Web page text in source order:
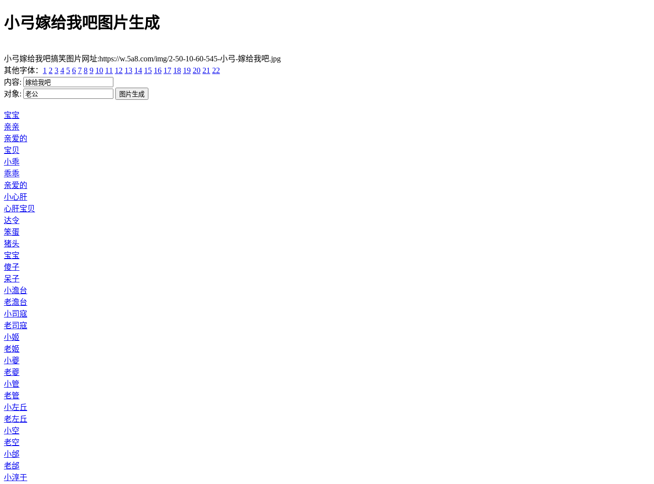
小弓嫁给我吧图片生成
小弓嫁给我吧搞笑图片网址:https://w.5a8.com/img/2-50-10-60-545-小弓-嫁给我吧.jpg
其他字体： 1 2 3 4 5 6 7 8 9 10 11 12 13 14 15 16 17 18 19 20 21 22
内容:
对象:
宝宝
亲亲
亲爱的
宝贝
小乖
乖乖
亲爱的
小心肝
心肝宝贝
达令
笨蛋
猪头
宝宝
傻子
呆子
小澹台
老澹台
小司寇
老司寇
小姬
老姬
小夔
老夔
小管
老管
小左丘
老左丘
小空
老空
小邰
老邰
小淳于